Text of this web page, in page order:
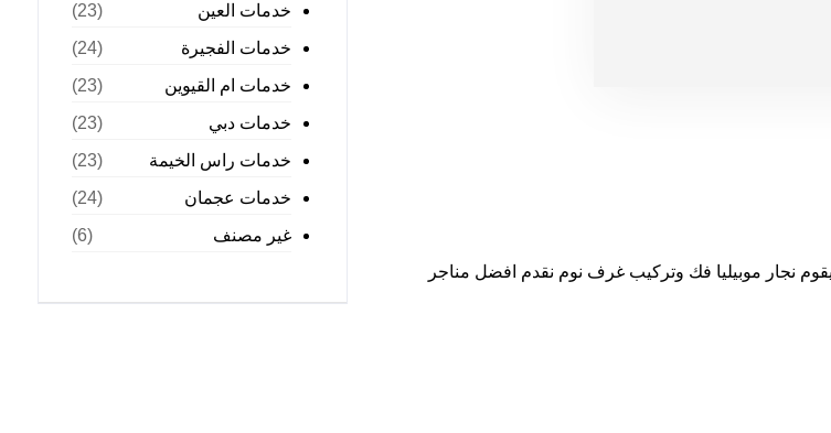
نجار موبيليا فك وتركيب غرف نوم نقدم افضل مناجر
خدمات العين
(23)
خدمات الفجيرة
(24)
خدمات ام القيوين
(23)
خدمات دبي
(23)
خدمات راس الخيمة
(23)
خدمات عجمان
(24)
غير مصنف
(6)